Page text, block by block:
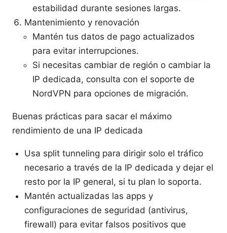
estabilidad durante sesiones largas.
Mantenimiento y renovación
Mantén tus datos de pago actualizados
para evitar interrupciones.
Si necesitas cambiar de región o cambiar la
IP dedicada, consulta con el soporte de
NordVPN para opciones de migración.
Buenas prácticas para sacar el máximo
rendimiento de una IP dedicada
Usa split tunneling para dirigir solo el tráfico
necesario a través de la IP dedicada y dejar el
resto por la IP general, si tu plan lo soporta.
Mantén actualizadas las apps y
configuraciones de seguridad (antivirus,
firewall) para evitar falsos positivos que